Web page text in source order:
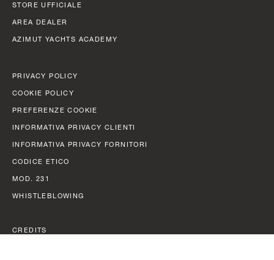
STORE UFFICIALE
AREA DEALER
AZIMUT YACHTS ACADEMY
PRIVACY POLICY
COOKIE POLICY
PREFERENZE COOKIE
INFORMATIVA PRIVACY CLIENTI
INFORMATIVA PRIVACY FORNITORI
CODICE ETICO
MOD. 231
WHISTLEBLOWING
CREDITS